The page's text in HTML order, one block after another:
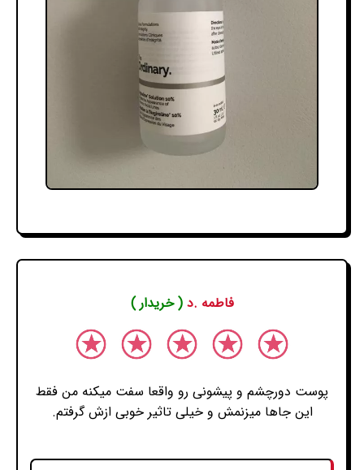
فاطمه .د( خریدار )
پوست دورچشم و پیشونی رو واقعا سفت میکنه من فقط
این جاها میزنمش و خیلی تاثیر خوبی ازش گرفتم.